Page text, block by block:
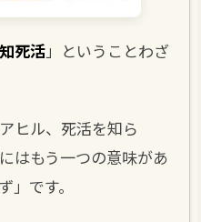
死活」ということわざ
ヒル、死活を知ら
はもう一つの意味があ
」です。